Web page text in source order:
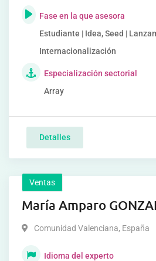
Fase en la que asesora
Estudiante | Idea, Seed |
Internacionalización
Especialización sectorial
Array
Detalles
Ventas
María Amparo
Comunidad Valenciana, España
Idioma del experto